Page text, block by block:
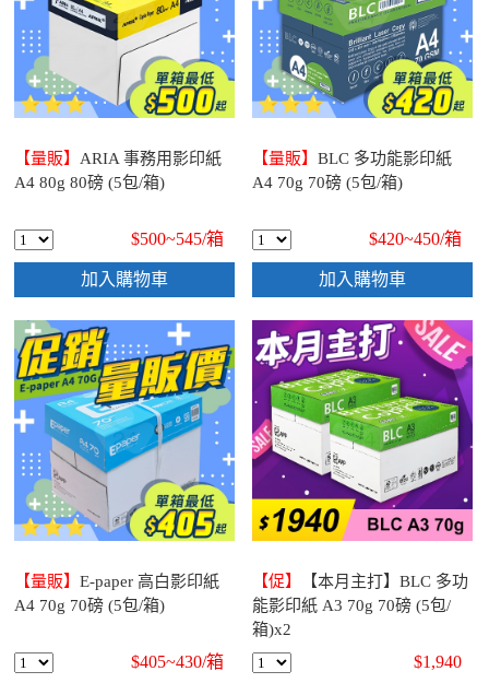
【量販】 ARIA 事務用影印紙
A4 80g 80磅 (5包/箱)
$500~545/箱
加入購物車
【量販】BLC 多功能影印紙
A4 70g 70磅 (5包/箱)
$420~450/箱
加入購物車
【量販】E-paper 高白影印紙
A4 70g 70磅 (5包/箱)
$405~430/箱
【促】
【本月主打】BLC 多功
能影印紙 A3 70g 70磅 (5包/
箱)x2
$1,940